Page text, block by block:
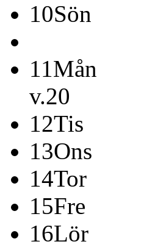
10Sön
11Mån
v.20
12Tis
13Ons
14Tor
15Fre
16Lör